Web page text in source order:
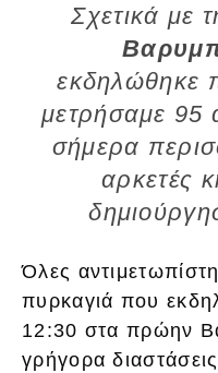
Σχετικά με
εκδηλώθηκε
μετρήσαμε 95
σήμερα
αρκετές
Όλες
πυρκαγιά που
12:30 στα πρώην
γρήγορα